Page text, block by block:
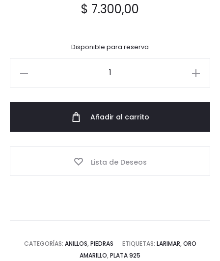
$ 7.300,00
Disponible para reserva
Añadir al carrito
Lista de Deseos
CATEGORÍAS: ANILLOS, PIEDRAS ETIQUETAS: LARIMAR, ORO
AMARILLO, PLATA 925